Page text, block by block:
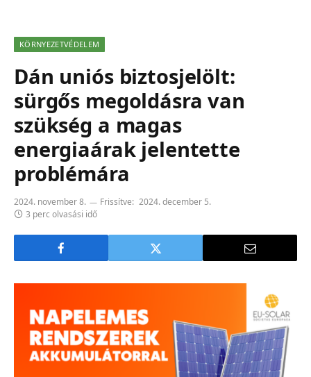
KÖRNYEZETVÉDELEM
Dán uniós biztosjelölt:
sürgős megoldásra van
szükség a magas
energiaárak jelentette
problémára
2024. november 8. Frissítve: 2024. december 5.
3 perc olvasási idő